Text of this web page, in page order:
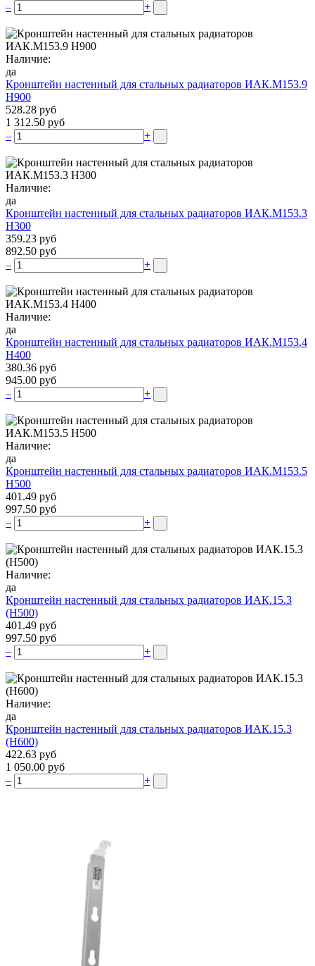
–
+
Наличие:
да
Кронштейн настенный для стальных радиаторов ИАК.М153.9
Н900
528.28 руб
1 312.50 руб
–
+
Наличие:
да
Кронштейн настенный для стальных радиаторов ИАК.М153.3
Н300
359.23 руб
892.50 руб
–
+
Наличие:
да
Кронштейн настенный для стальных радиаторов ИАК.М153.4
Н400
380.36 руб
945.00 руб
–
+
Наличие:
да
Кронштейн настенный для стальных радиаторов ИАК.М153.5
Н500
401.49 руб
997.50 руб
–
+
Наличие:
да
Кронштейн настенный для стальных радиаторов ИАК.15.3
(H500)
401.49 руб
997.50 руб
–
+
Наличие:
да
Кронштейн настенный для стальных радиаторов ИАК.15.3
(H600)
422.63 руб
1 050.00 руб
–
+